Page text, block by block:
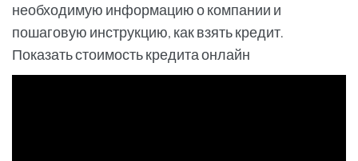
необходимую информацию о компании и
пошаговую инструкцию, как взять кредит.
Показать стоимость кредита онлайн